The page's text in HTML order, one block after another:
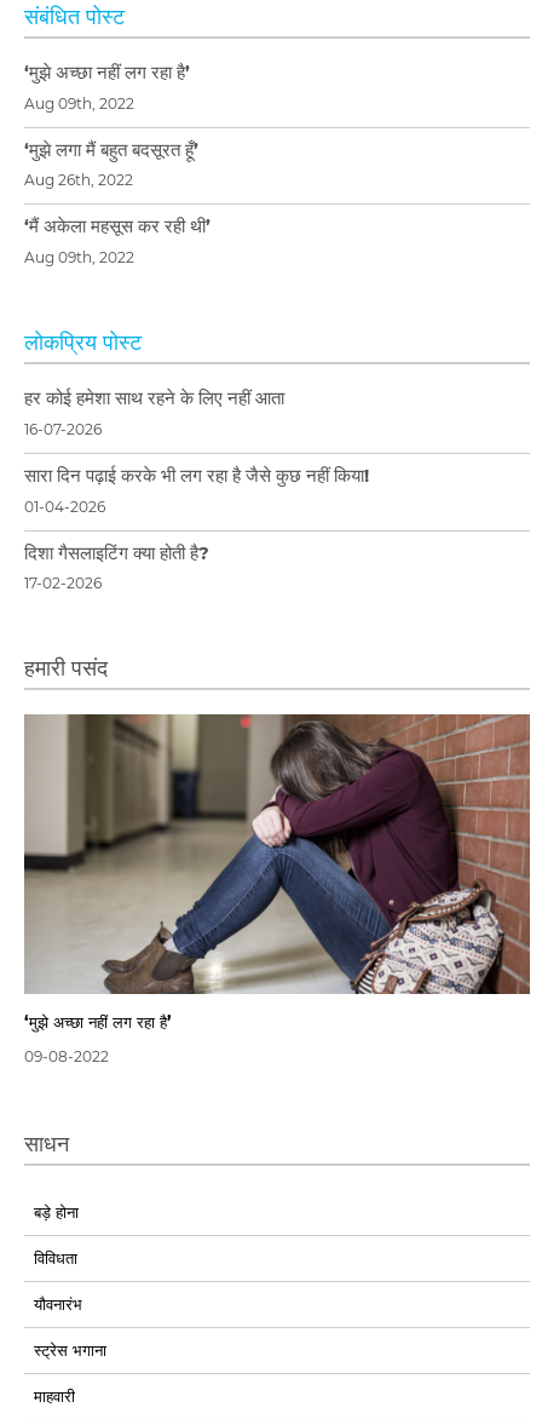
संबंधित पोस्ट
‘मुझे अच्छा नहीं लग रहा है’
Aug 09th, 2022
‘मुझे लगा मैं बहुत बदसूरत हूँ’
Aug 26th, 2022
‘मैं अकेला महसूस कर रही थी’
Aug 09th, 2022
लोकप्रिय पोस्ट
हर कोई हमेशा साथ रहने के लिए नहीं आता
16-07-2026
सारा दिन पढ़ाई करके भी लग रहा है जैसे कुछ नहीं किया!
01-04-2026
दिशा गैसलाइटिंग क्या होती है?
17-02-2026
हमारी पसंद
‘मुझे अच्छा नहीं लग रहा है’
09-08-2022
साधन
बड़े होना
विविधता
यौवनारंभ
स्ट्रेस भगाना
माहवारी